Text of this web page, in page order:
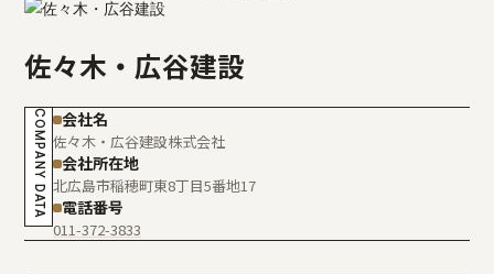
函館(渡島･檜山)版
室蘭(胆振･日高)版
釧路(釧路･根室)版
北見(オホーツク)版
佐々木・広谷建設
COMPANY DATA 会社名
佐々木・広谷建設株式会社
会社所在地
北広島市稲穂町東8丁目5番地17
電話番号
011-372-3833